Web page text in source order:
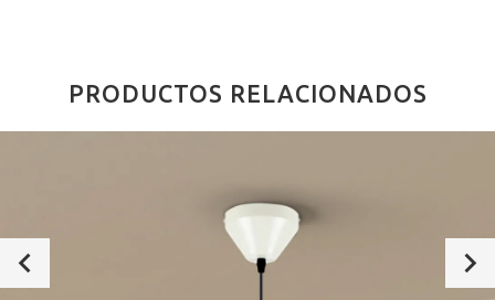
PRODUCTOS RELACIONADOS